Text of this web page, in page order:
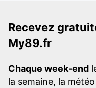
Recevez
My89.fr
Chaque week-end
la semaine, la